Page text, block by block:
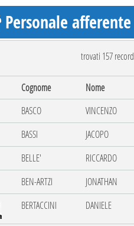
Personale afferente
trovati 157 record
Cognome Nome
BASCO
VINCENZO
BASSI
JACOPO
BELLE'
RICCARDO
BEN-ARTZI
JONATHAN
BERTACCINI
DANIELE